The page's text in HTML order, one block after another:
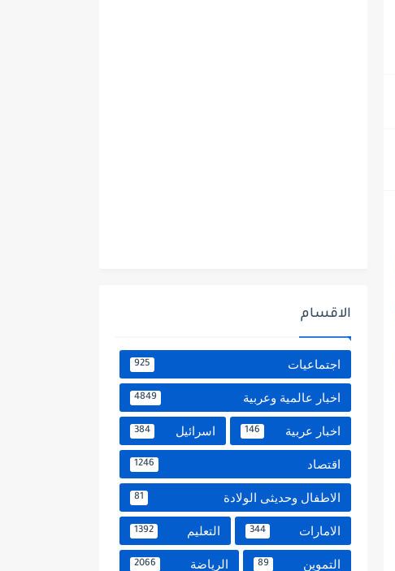
الاقسام
اجتماعيات 925
اخبار عالمية وعربية 4849
اخبار عربية 146 اسرائيل 384
اقتصاد 1246
الاطفال وحديثى الولادة 81
الامارات 344 التعليم 1392
التموين 89 الرياضة 2066